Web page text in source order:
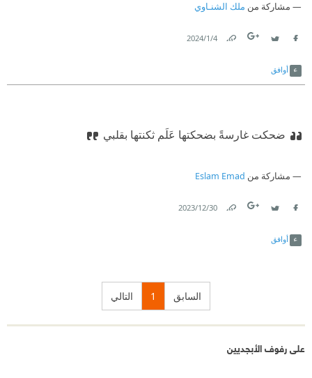
مشاركة من ملك الشنـاوي
4‏/1‏/2024
أوافق
ضحكت غارسةً بضحكتها عَلَم ثكنتها بقلبي
مشاركة من Eslam Emad
30‏/12‏/2023
أوافق
السابق 1 التالي
على رفوف الأبجديين